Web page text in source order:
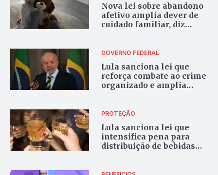
Nova lei sobre abandono
afetivo amplia dever de
cuidado familiar, diz
GOVERNO FEDERAL
Lula sanciona lei que
reforça combate ao crime
organizado e amplia
PROTEÇÃO
Lula sanciona lei que
intensifica pena para
distribuição de bebidas